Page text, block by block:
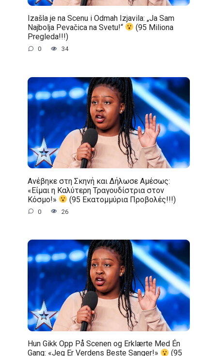
Izašla je na Scenu i Odmah Izjavila: „Ja Sam
Najbolja Pevačica na Svetu!“
(95 Miliona
Pregleda!!!)
0 34
Ανέβηκε στη Σκηνή και Δήλωσε Αμέσως:
«Είμαι η Καλύτερη Τραγουδίστρια στον
Κόσμο!»
(95 Εκατομμύρια Προβολές!!!)
0 26
Hun Gikk Opp På Scenen og Erklærte Med Én
Gang: «Jeg Er Verdens Beste Sanger!»
(95